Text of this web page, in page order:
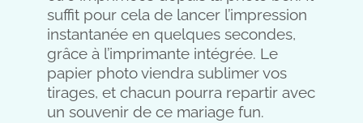
suffit pour cela de lancer l’impression
instantanée en quelques secondes,
grâce à l’imprimante intégrée. Le
papier photo viendra sublimer vos
tirages, et chacun pourra repartir avec
un souvenir de ce mariage fun.